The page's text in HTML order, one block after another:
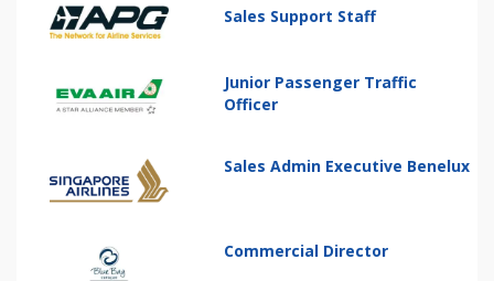
Sales Support Staff
Junior Passenger Traffic
Officer
Sales Admin Executive Benelux
Commercial Director